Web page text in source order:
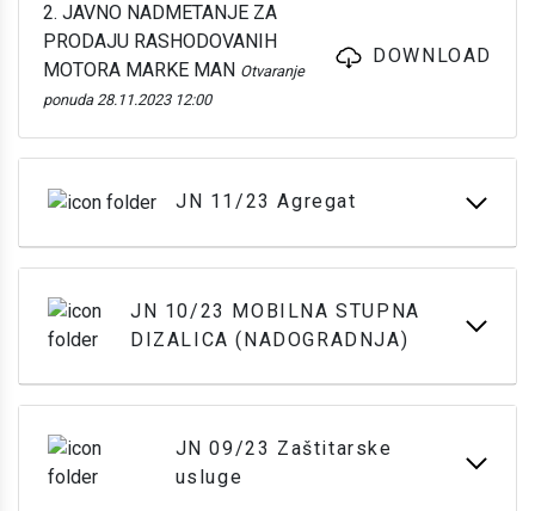
2. JAVNO NADMETANJE ZA
PRODAJU RASHODOVANIH
MOTORA MARKE MAN Otvaranje
ponuda 28.11.2023 12:00
DOWNLOAD
JN 11/23 Agregat
JN 10/23 MOBILNA STUPNA
DIZALICA (NADOGRADNJA)
JN 09/23 Zaštitarske
usluge